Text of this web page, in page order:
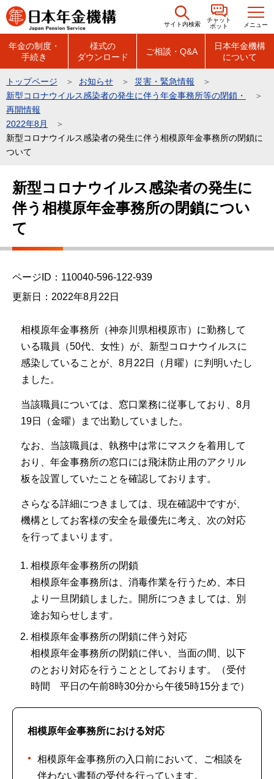
こ
の
の
先
頭
で
サイト内検索
チャット
ボット
メニュー
年金の制度・
手続き
様式の
ダウンロード
ご相談・Q&A
日本年金機構
について
トップページ お知らせ
災害・緊急情報
新型コロナウイルス感染者の発生に伴う年金事務所等の閉鎖・
再開情報
2022年8月
新型コロナウイルス感染者の発生に伴う相模原年金事務所の閉鎖に
ついて
新型コロナウイルス感染者の発生に
伴う相模原年金事務所の閉鎖につい
て
ページID：110040-596-122-939
更新日：2022年8月22日
相模原年金事務所（神奈川県相模原市）に勤務して
いる職員（50代、女性）が、新型コロナウイルスに
感染していることが、8月22日（月曜）に判明いたし
ました。
当該職員については、窓口業務に従事しており、8月
19日（金曜）まで出勤していました。
なお、当該職員は、執務中は常にマスクを着用して
おり、年金事務所の窓口には飛沫防止用のアクリル
板を設置していたことを確認しております。
さらなる詳細につきましては、現在確認中ですが、
機構としてお客様の安全を最優先に考え、次の対応
を行ってまいります。
相模原年金事務所の閉鎖
相模原年金事務所は、消毒作業を行うため、本日
より一旦閉鎖しました。開所につきましては、別
途お知らせします。
相模原年金事務所の閉鎖に伴う対応
相模原年金事務所の閉鎖に伴い、当面の間、以下
のとおり対応を行うこととしております。（受付
時間 平日の午前8時30分から午後5時15分まで）
相模原年金事務所における対応
相模原年金事務所の入口前において、ご相談を
伴わない書類の受付を行っています。